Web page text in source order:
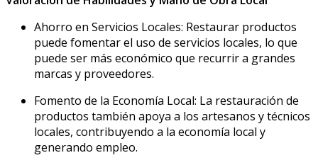
Ahorro en Servicios Locales: Restaurar productos
puede fomentar el uso de servicios locales, lo que
puede ser más económico que recurrir a grandes
marcas y proveedores.
Fomento de la Economía Local: La restauración de
productos también apoya a los artesanos y técnicos
locales, contribuyendo a la economía local y
generando empleo.